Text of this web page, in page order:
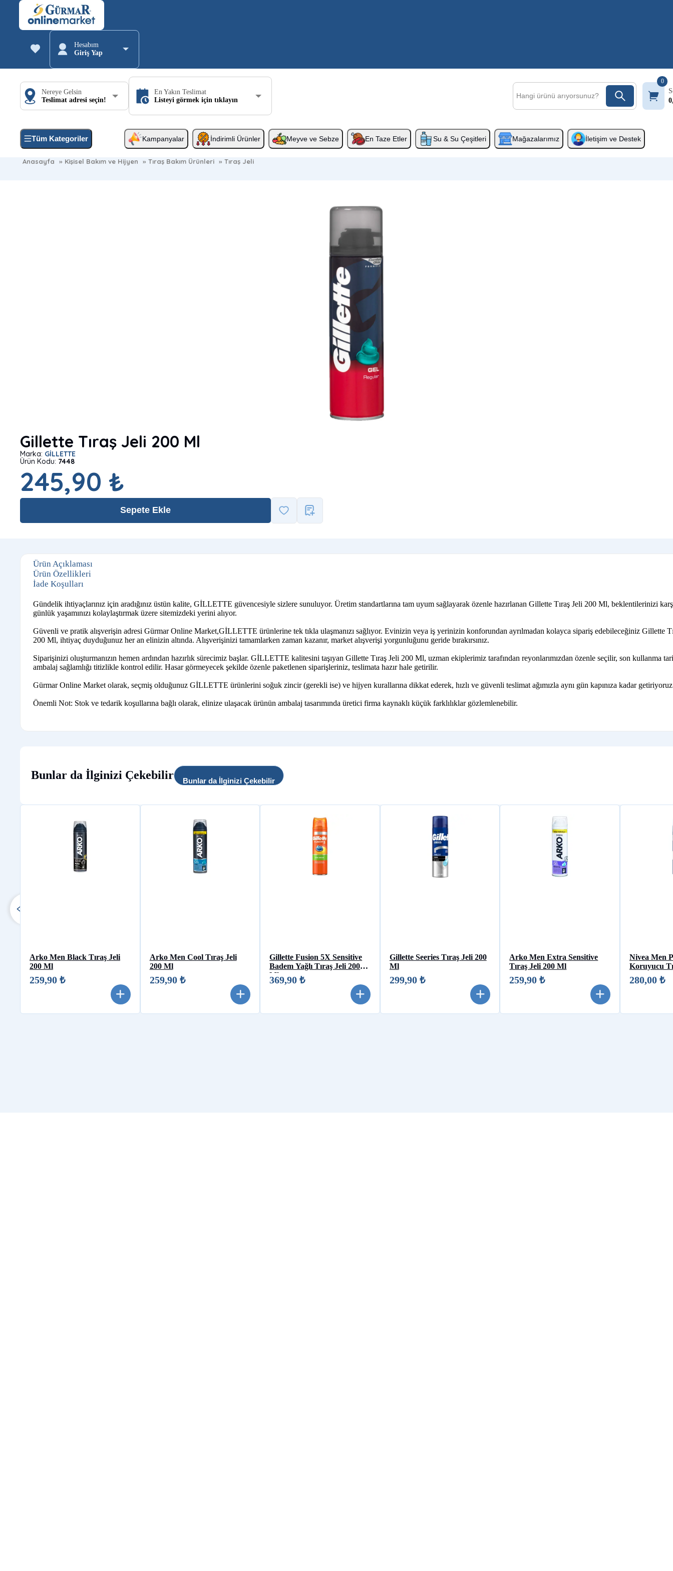
Hesabım
Giriş Yap
Nereye Gelsin
Teslimat adresi seçin!
En Yakın Teslimat
Listeyi görmek için tıklayın
0
Tüm Kategoriler Kampanyalar İndirimli Ürünler Meyve ve Sebze En Taze Etler Su & Su Çeşitleri Mağazalarımız İletişim ve Destek
Anasayfa » Kişisel Bakım ve Hijyen » Tıraş Bakım Ürünleri » Tıraş Jeli
Gillette Tıraş Jeli 200 Ml
Marka: GİLLETTE
Ürün Kodu: 7448
245,90 ₺
Sepete Ekle
Ürün Açıklaması
Ürün Özellikleri
İade Koşulları
Gündelik ihtiyaçlarınız için aradığınız üstün kalite, GİLLETTE güvencesiyle sizlere sunuluyor. Üretim standartlarına tam uyum sağlayarak özenle hazırlanan Gillette Tıraş Jeli 200 Ml, beklentilerinizi
günlük yaşamınızı kolaylaştırmak üzere sitemizdeki yerini alıyor.
Güvenli ve pratik alışverişin adresi Gürmar Online Market,GİLLETTE ürünlerine tek tıkla ulaşmanızı sağlıyor. Evinizin veya iş yerinizin konforundan ayrılmadan kolayca sipariş edebileceğiniz Gillette
200 Ml, ihtiyaç duyduğunuz her an elinizin altında. Alışverişinizi tamamlarken zaman kazanır, market alışverişi yorgunluğunu geride bırakırsınız.
Siparişinizi oluşturmanızın hemen ardından hazırlık sürecimiz başlar. GİLLETTE kalitesini taşıyan Gillette Tıraş Jeli 200 Ml, uzman ekiplerimiz tarafından reyonlarımızdan özenle seçilir, son kullanma
ambalaj sağlamlığı titizlikle kontrol edilir. Hasar görmeyecek şekilde özenle paketlenen siparişleriniz, teslimata hazır hale getirilir.
Gürmar Online Market olarak, seçmiş olduğunuz GİLLETTE ürünlerini soğuk zincir (gerekli ise) ve hijyen kurallarına dikkat ederek, hızlı ve güvenli teslimat ağımızla aynı gün kapınıza kadar
Önemli Not: Stok ve tedarik koşullarına bağlı olarak, elinize ulaşacak ürünün ambalaj tasarımında üretici firma kaynaklı küçük farklılıklar gözlemlenebilir.
Bunlar da İlginizi Çekebilir Bunlar da İlginizi Çekebilir
Arko Men Black Tıraş Jeli
200 Ml
259,90 ₺
Arko Men Cool Tıraş Jeli
200 Ml
259,90 ₺
Gillette Fusion 5X Sensitive
Badem Yağlı Tıraş Jeli 200
Ml
369,90 ₺
Gillette Seeries Tıraş Jeli 200
Ml
299,90 ₺
Arko Men Extra Sensitive
Tıraş Jeli 200 Ml
259,90 ₺
Nivea Men
Koruyucu
280,00 ₺